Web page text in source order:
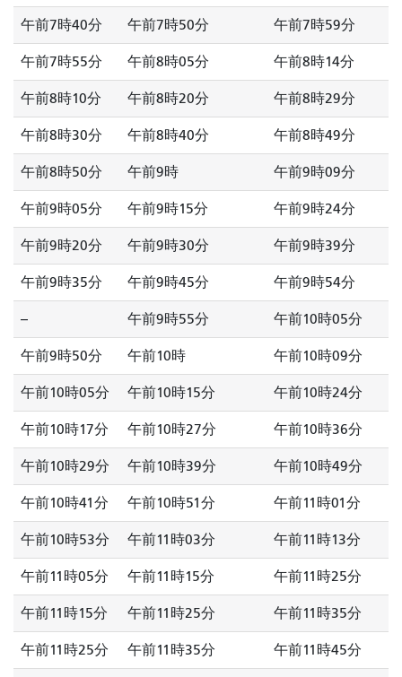
午前7時40分 午前7時50分 午前7時59分
午前7時55分 午前8時05分 午前8時14分
午前8時10分 午前8時20分 午前8時29分
午前8時30分 午前8時40分 午前8時49分
午前8時50分 午前9時 午前9時09分
午前9時05分 午前9時15分 午前9時24分
午前9時20分 午前9時30分 午前9時39分
午前9時35分 午前9時45分 午前9時54分
-- 午前9時55分 午前10時05分
午前9時50分 午前10時 午前10時09分
午前10時05分 午前10時15分 午前10時24分
午前10時17分 午前10時27分 午前10時36分
午前10時29分 午前10時39分 午前10時49分
午前10時41分 午前10時51分 午前11時01分
午前10時53分 午前11時03分 午前11時13分
午前11時05分 午前11時15分 午前11時25分
午前11時15分 午前11時25分 午前11時35分
午前11時25分 午前11時35分 午前11時45分